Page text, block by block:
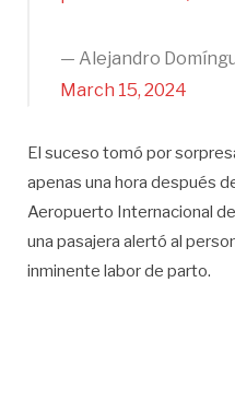
— Alejandro
March 15, 2024
El suceso tomó por
apenas una hora después
Aeropuerto Internacional
una pasajera alertó al
inminente labor de parto.